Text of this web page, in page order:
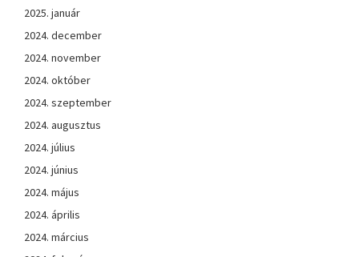
2025. január
2024. december
2024. november
2024. október
2024. szeptember
2024. augusztus
2024. július
2024. június
2024. május
2024. április
2024. március